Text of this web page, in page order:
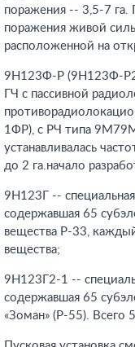
поражения -- 3,5-7 га.
поражения живой
расположенной на
9Н123Ф-Р (9Н123Ф-
ГЧ с пассивной
1ФР), с РЧ типа
устанавливалась
до 2 га.начало
9Н123Г --
содержавшая 65
вещества Р-33,
вещества;
9Н123Г2-1 --
содержавшая 65
«Зоман» (Р-55). Всего